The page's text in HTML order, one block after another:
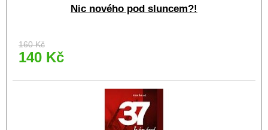
Nic nového pod sluncem?!
160 Kč
140 Kč